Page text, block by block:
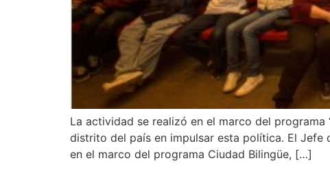
La actividad se realizó en el marco del
distrito del país en impulsar esta política. El Jefe
en el marco del programa Ciudad Bilingüe, […]